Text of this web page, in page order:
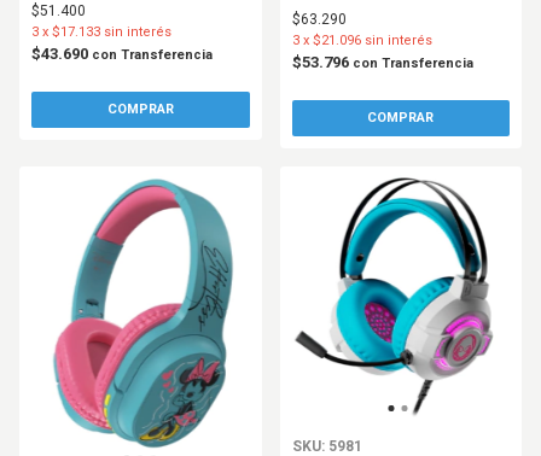
$51.400
$43.690 con Transferencia
3 x $17.133 sin interés
$63.290
$53.796 con Transferencia
3 x $21.096 sin interés
SKU: 5981